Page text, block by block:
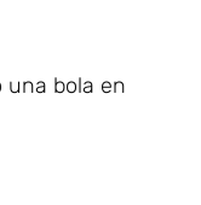
una bola en